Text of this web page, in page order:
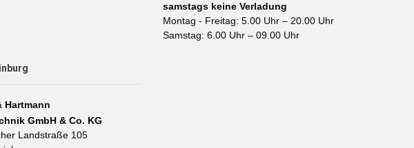
samstags keine Verladung
Montag - Freitag: 5.00 Uhr – 20.00 Uhr
Samstag: 6.00 Uhr – 09.00 Uhr
Hartmann
GmbH & Co. KG
Landstraße 105